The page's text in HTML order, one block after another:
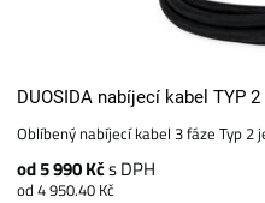
DUOSIDA nabíjecí kabel TYP
Oblíbený nabíjecí kabel 3 fáze Typ 2
od 5 990 Kčs DPH
od 4 950.40 Kč